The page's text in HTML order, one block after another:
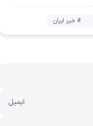
# خیر ایران